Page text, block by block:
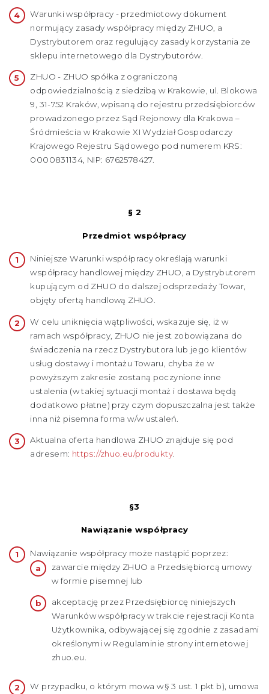
Warunki współpracy - przedmiotowy dokument
normujący zasady współpracy między ZHUO, a
Dystrybutorem oraz regulujący zasady korzystania ze
sklepu internetowego dla Dystrybutorów.
ZHUO - ZHUO spółka z ograniczoną
odpowiedzialnością z siedzibą w Krakowie, ul. Blokowa
9, 31-752 Kraków, wpisaną do rejestru przedsiębiorców
prowadzonego przez Sąd Rejonowy dla Krakowa –
Śródmieścia w Krakowie XI Wydział Gospodarczy
Krajowego Rejestru Sądowego pod numerem KRS:
0000831134, NIP: 6762578427.
§ 2
Przedmiot współpracy
Niniejsze Warunki współpracy określają warunki
współpracy handlowej między ZHUO, a Dystrybutorem
kupującym od ZHUO do dalszej odsprzedaży Towar,
objęty ofertą handlową ZHUO.
W celu uniknięcia wątpliwości, wskazuje się, iż w
ramach współpracy, ZHUO nie jest zobowiązana do
świadczenia na rzecz Dystrybutora lub jego klientów
usług dostawy i montażu Towaru, chyba że w
powyższym zakresie zostaną poczynione inne
ustalenia (w takiej sytuacji montaż i dostawa będą
dodatkowo płatne) przy czym dopuszczalna jest także
inna niż pisemna forma w/w ustaleń.
Aktualna oferta handlowa ZHUO znajduje się pod
adresem: https://zhuo.eu/produkty.
§3
Nawiązanie współpracy
Nawiązanie współpracy może nastąpić poprzez:
zawarcie między ZHUO a Przedsiębiorcą umowy
w formie pisemnej lub
akceptację przez Przedsiębiorcę niniejszych
Warunków współpracy w trakcie rejestracji Konta
Użytkownika, odbywającej się zgodnie z zasadami
określonymi w Regulaminie strony internetowej
zhuo.eu.
W przypadku, o którym mowa w § 3 ust. 1 pkt b), umowa